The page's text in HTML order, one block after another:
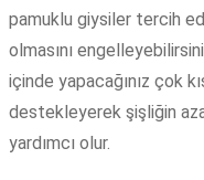
pamuklu giysiler tercih
olmasını
içinde yapacağınız çok
destekleyerek şişliğin
yardımcı olur.